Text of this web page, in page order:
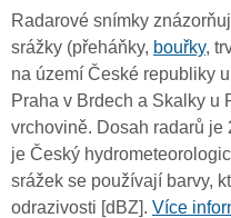
Radarové snímky
srážky (přeháňky, bouřky,
na území České republiky
Praha v Brdech a Skalky u
vrchovině. Dosah radarů
je Český
srážek se používají barvy,
odrazivosti [dBZ]. Více